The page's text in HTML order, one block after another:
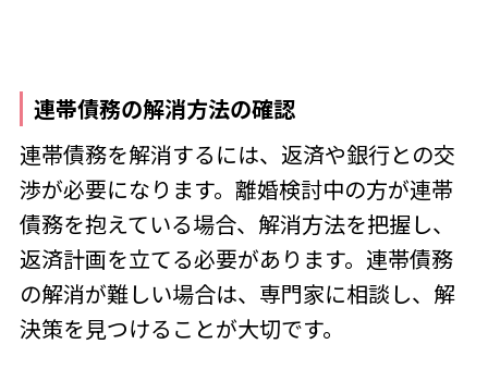
連帯債務の解消方法の確認
連帯債務を解消するには、返済や銀行との交
渉が必要になります。離婚検討中の方が連帯
債務を抱えている場合、解消方法を把握し、
返済計画を立てる必要があります。連帯債務
の解消が難しい場合は、専門家に相談し、解
決策を見つけることが大切です。